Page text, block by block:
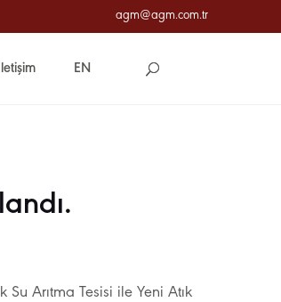
agm@agm.com.tr
İletişim EN
Arıtma Tesisi ile Yeni Atık